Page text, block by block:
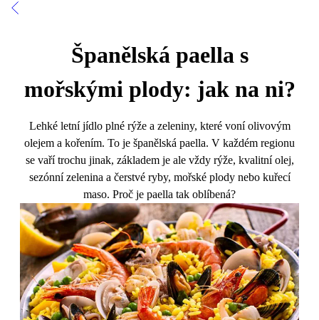
Španělská paella s
mořskými plody: jak na ni?
Lehké letní jídlo plné rýže a zeleniny, které voní olivovým
olejem a kořením. To je španělská paella. V každém regionu
se vaří trochu jinak, základem je ale vždy rýže, kvalitní olej,
sezónní zelenina a čerstvé ryby, mořské plody nebo kuřecí
maso. Proč je paella tak oblíbená?